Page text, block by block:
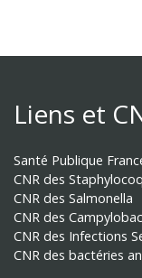
Liens et
Santé Publique
CNR des
CNR des Salmonella
CNR des
CNR des Infections
CNR des bactéries